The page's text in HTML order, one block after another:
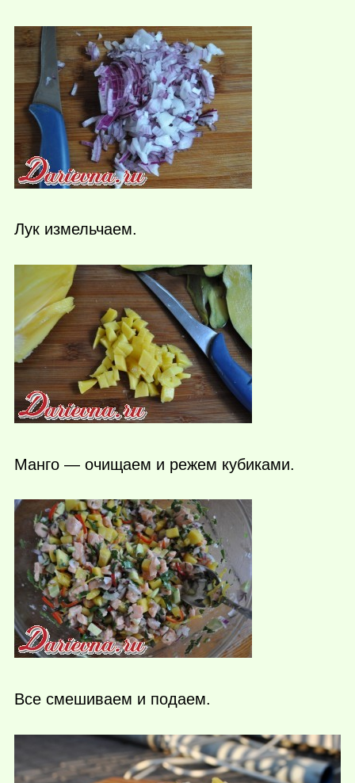
Лук измельчаем.
Манго — очищаем и режем кубиками.
Все смешиваем и подаем.